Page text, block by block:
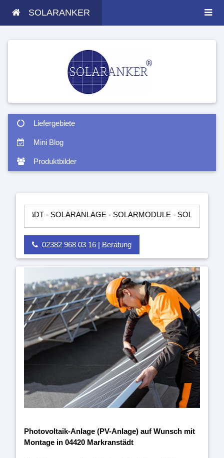
SOLARANKER
Liefergebiete
Mini Blog
Produktbilder
SOLARANLAGE - SOLARMODULE - SOLARTASCHEN -
02382 968 03 16 | Beratung
Photovoltaik-Anlage (PV-Anlage) auf Wunsch mit
Montage in 04420 Markranstädt